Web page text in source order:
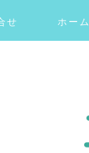
せ ホーム